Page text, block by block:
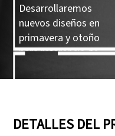
Desarrollaremos
nuevos diseños en
primavera y otoño
para referencia de
DETALLES DEL